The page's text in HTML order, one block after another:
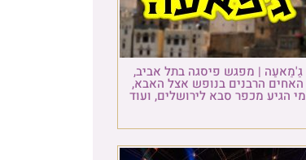
גַ'מַאעַה | מפגש פיסגה בתל אביב,
האחים הרבנים בנופש אצל האבא,
מי הגיע מכפר סבא לירושלים, ועוד